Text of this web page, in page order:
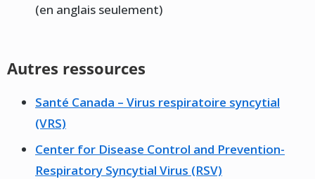
(en anglais seulement)
Autres ressources
Santé Canada – Virus respiratoire syncytial
(VRS)
Center for Disease Control and Prevention-
Respiratory Syncytial Virus (RSV)